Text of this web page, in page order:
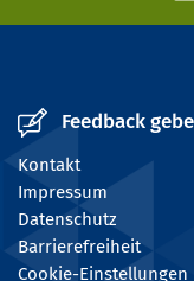
Feedback
Kontakt
Impressum
Datenschutz
Barrierefreiheit
Cookie-Einstellungen